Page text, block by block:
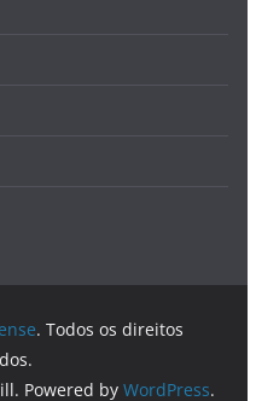
. Todos os direitos
Powered by WordPress.